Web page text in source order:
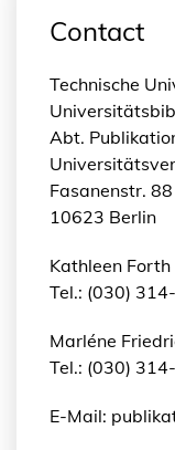
Contact
Technische
Abt.
Fasanenstr. 88
10623 Berlin
Kathleen Forth
Tel.: (030)
Marléne
Tel.: (030)
E-Mail: